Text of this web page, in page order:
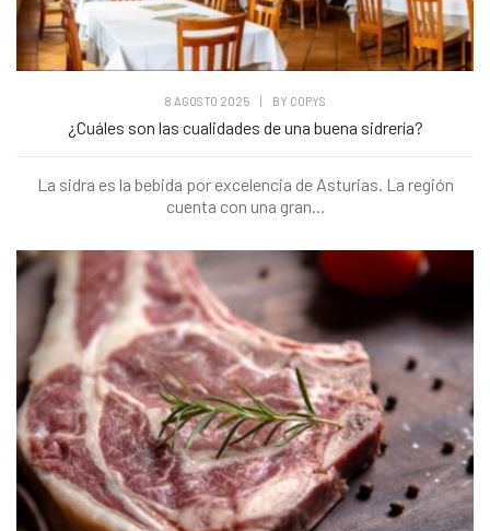
8 AGOSTO 2025 | BY COPYS
¿Cuáles son las cualidades de una buena sidrería?
La sidra es la bebida por excelencia de Asturias. La región
cuenta con una gran...